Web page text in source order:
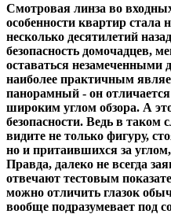
Смотровая линза во
особенности квартир
несколько десятилетий
безопасность домочадцев,
оставаться
наиболее практичным
панорамный - он
широким углом обзора. А
безопасности. Ведь в таком
видите не только фигуру,
но и притаившихся за
Правда, далеко не всегда
отвечают тестовым
можно отличить глазок
вообще подразумевает под